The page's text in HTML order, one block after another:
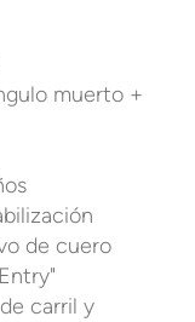
muerto +
de cuero
carril y